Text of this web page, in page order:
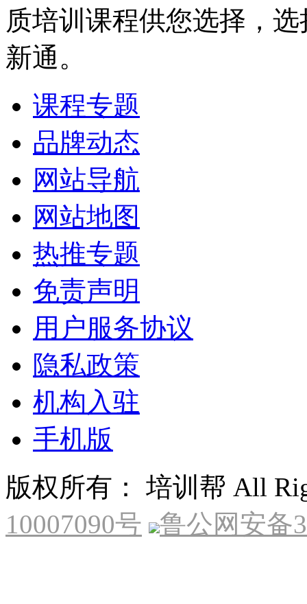
质培训课程供您选择，
新通。
课程专题
品牌动态
网站导航
网站地图
热推专题
免责声明
用户服务协议
隐私政策
机构入驻
手机版
版权所有： 培训帮 All
10007090号
鲁公网安备